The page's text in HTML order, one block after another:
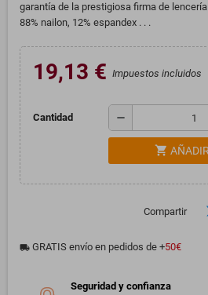
garantía de la prestigiosa firma de
88% nailon, 12% espandex . . .
19,13 € Impuestos incluidos
Cantidad remove
shopping_cart
Compartir
local_shipping GRATIS envío en pedidos de +50€
Seguridad y confianza